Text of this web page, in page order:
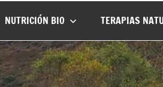
NUTRICIÓN BIO TERAPIAS